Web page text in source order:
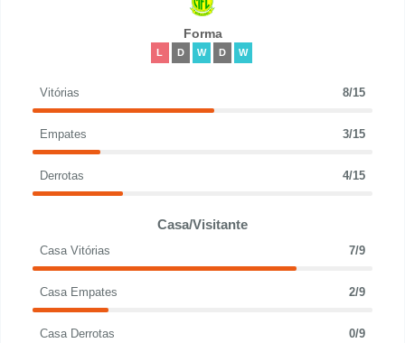
Forma
L D W D W
Vitórias 8/15
Empates 3/15
Derrotas 4/15
Casa/Visitante
Casa Vitórias 7/9
Casa Empates 2/9
Casa Derrotas 0/9